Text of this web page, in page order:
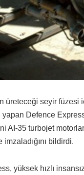
üreteceği seyir füzesi
yapan Defence
AI-35 turbojet
bildirdi.
yüksek hızlı